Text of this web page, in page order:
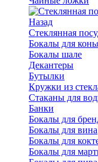
Назад
Стеклянная
Бокалы для
Бокалы шале
Декантеры
Бутылки
Кружки из
Стаканы для
Банки
Бокалы для
Бокалы для вина
Бокалы для
Бокалы для